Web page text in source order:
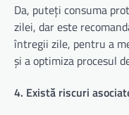
Da, puteți consuma
zilei, dar este
întregii zile, pentru a
și a optimiza procesul
4. Există riscuri